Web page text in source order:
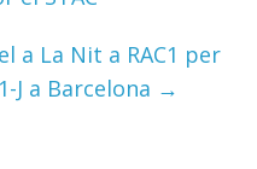
a La Nit a RAC1 per
J a Barcelona →